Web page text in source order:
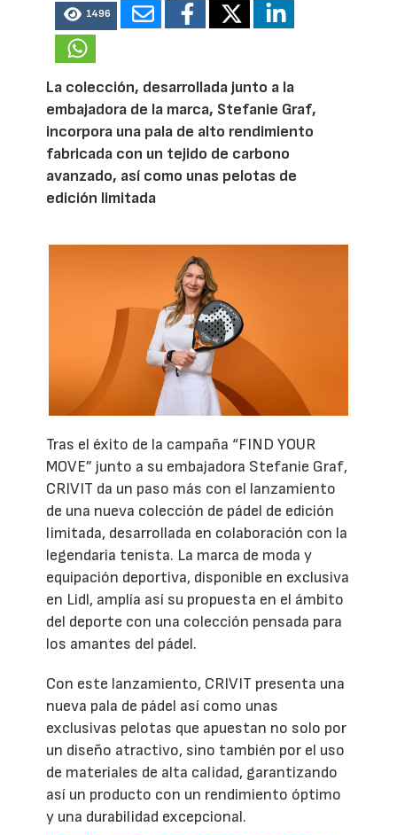
1496
La colección, desarrollada junto a la
embajadora de la marca, Stefanie Graf,
incorpora una pala de alto rendimiento
fabricada con un tejido de carbono
avanzado, así como unas pelotas de
edición limitada
Tras el éxito de la campaña “FIND YOUR
MOVE” junto a su embajadora Stefanie Graf,
CRIVIT da un paso más con el lanzamiento
de una nueva colección de pádel de edición
limitada, desarrollada en colaboración con la
legendaria tenista. La marca de moda y
equipación deportiva, disponible en exclusiva
en Lidl, amplía así su propuesta en el ámbito
del deporte con una colección pensada para
los amantes del pádel.
Con este lanzamiento, CRIVIT presenta una
nueva pala de pádel así como unas
exclusivas pelotas que apuestan no solo por
un diseño atractivo, sino también por el uso
de materiales de alta calidad, garantizando
así un producto con un rendimiento óptimo
y una durabilidad excepcional.